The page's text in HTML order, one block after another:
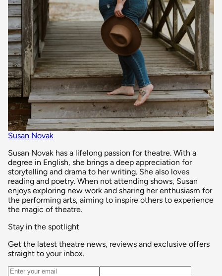
Susan Novak
Susan Novak has a lifelong passion for theatre. With a
degree in English, she brings a deep appreciation for
storytelling and drama to her writing. She also loves
reading and poetry. When not attending shows, Susan
enjoys exploring new work and sharing her enthusiasm for
the performing arts, aiming to inspire others to experience
the magic of theatre.
Stay in the spotlight
Get the latest theatre news, reviews and exclusive offers
straight to your inbox.
Email address